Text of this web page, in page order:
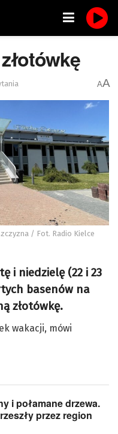
AA
/ Fot. Radio Kielce
i niedzielę (22 i 23
basenów na
złotówkę.
wakacji, mówi
i połamane drzewa.
przez region